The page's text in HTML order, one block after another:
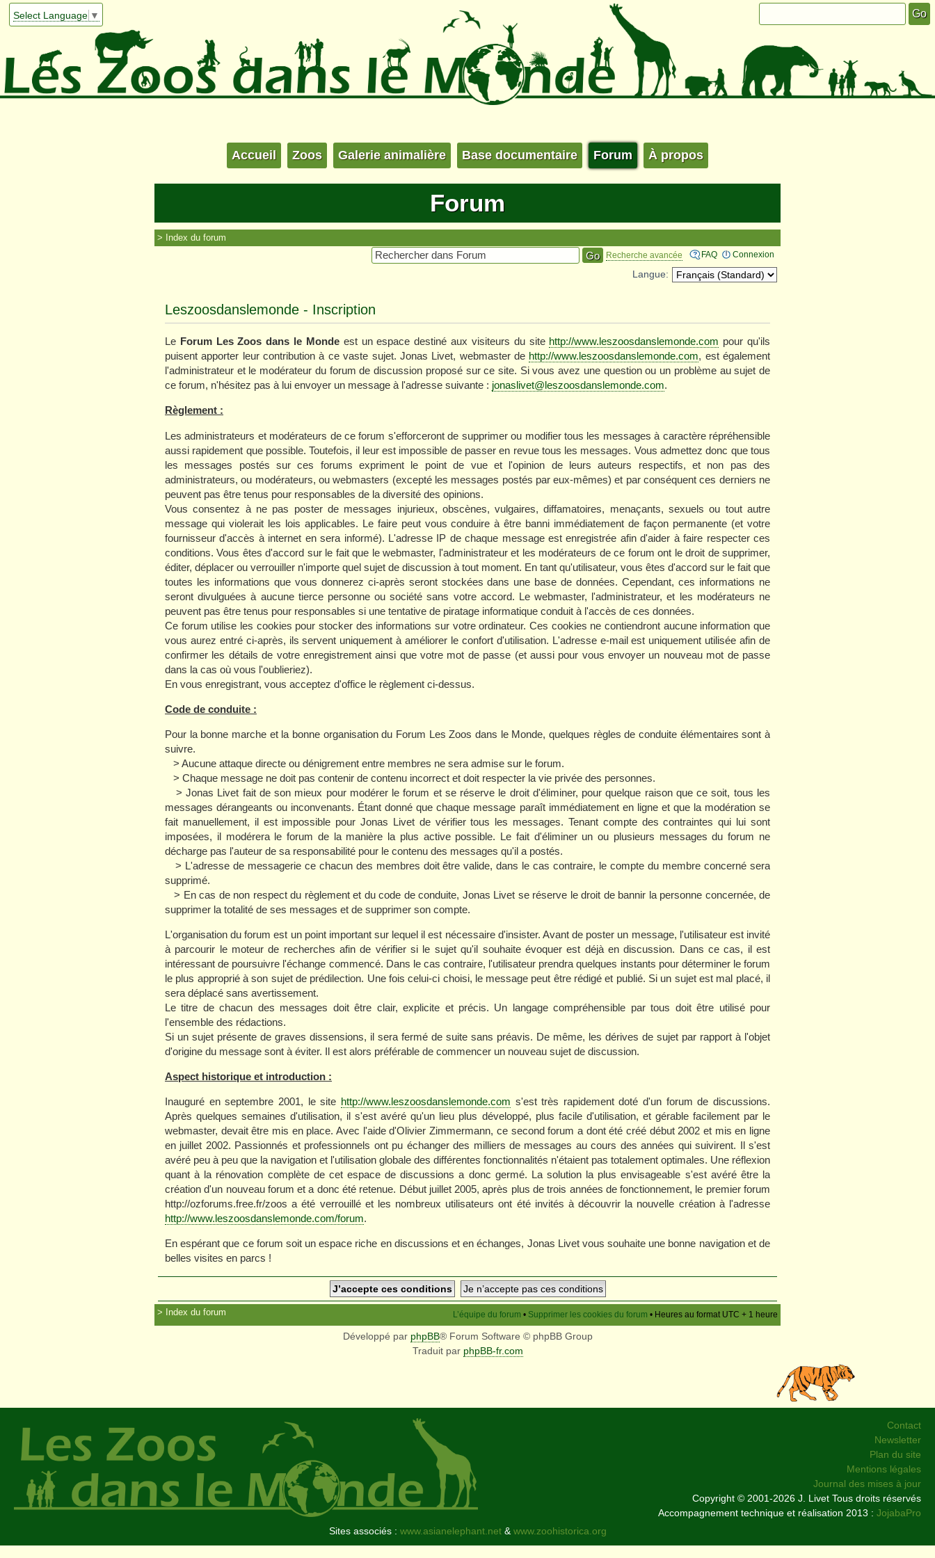
Select Language ▼
Accueil Zoos Galerie animalière Base documentaire Forum À propos
Forum
Index du forum
FAQ Connexion
Recherche avancée
Langue:
Leszoosdanslemonde - Inscription
Le Forum Les Zoos dans le Mondeest un espace destiné aux visiteurs du site http://www.leszoosdanslemonde.com pour qu'ils
puisent apporter leur contribution à ce vaste sujet. Jonas Livet, webmaster de http://www.leszoosdanslemonde.com, est également
l'administrateur et le modérateur du forum de discussion proposé sur ce site. Si vous avez une question ou un problème au sujet de
ce forum, n'hésitez pas à lui envoyer un message à l'adresse suivante : jonaslivet@leszoosdanslemonde.com.
Règlement :
Les administrateurs et modérateurs de ce forum s'efforceront de supprimer ou modifier tous les messages à caractère répréhensible
aussi rapidement que possible. Toutefois, il leur est impossible de passer en revue tous les messages. Vous admettez donc que tous
les messages postés sur ces forums expriment le point de vue et l'opinion de leurs auteurs respectifs, et non pas des
administrateurs, ou modérateurs, ou webmasters (excepté les messages postés par eux-mêmes) et par conséquent ces derniers ne
peuvent pas être tenus pour responsables de la diversité des opinions.
Vous consentez à ne pas poster de messages injurieux, obscènes, vulgaires, diffamatoires, menaçants, sexuels ou tout autre
message qui violerait les lois applicables. Le faire peut vous conduire à être banni immédiatement de façon permanente (et votre
fournisseur d'accès à internet en sera informé). L'adresse IP de chaque message est enregistrée afin d'aider à faire respecter ces
conditions. Vous êtes d'accord sur le fait que le webmaster, l'administrateur et les modérateurs de ce forum ont le droit de supprimer,
éditer, déplacer ou verrouiller n'importe quel sujet de discussion à tout moment. En tant qu'utilisateur, vous êtes d'accord sur le fait que
toutes les informations que vous donnerez ci-après seront stockées dans une base de données. Cependant, ces informations ne
seront divulguées à aucune tierce personne ou société sans votre accord. Le webmaster, l'administrateur, et les modérateurs ne
peuvent pas être tenus pour responsables si une tentative de piratage informatique conduit à l'accès de ces données.
Ce forum utilise les cookies pour stocker des informations sur votre ordinateur. Ces cookies ne contiendront aucune information que
vous aurez entré ci-après, ils servent uniquement à améliorer le confort d'utilisation. L'adresse e-mail est uniquement utilisée afin de
confirmer les détails de votre enregistrement ainsi que votre mot de passe (et aussi pour vous envoyer un nouveau mot de passe
dans la cas où vous l'oublieriez).
En vous enregistrant, vous acceptez d'office le règlement ci-dessus.
Code de conduite :
Pour la bonne marche et la bonne organisation du Forum Les Zoos dans le Monde, quelques règles de conduite élémentaires sont à
suivre.
> Aucune attaque directe ou dénigrement entre membres ne sera admise sur le forum.
> Chaque message ne doit pas contenir de contenu incorrect et doit respecter la vie privée des personnes.
> Jonas Livet fait de son mieux pour modérer le forum et se réserve le droit d'éliminer, pour quelque raison que ce soit, tous les
messages dérangeants ou inconvenants. Étant donné que chaque message paraît immédiatement en ligne et que la modération se
fait manuellement, il est impossible pour Jonas Livet de vérifier tous les messages. Tenant compte des contraintes qui lui sont
imposées, il modérera le forum de la manière la plus active possible. Le fait d'éliminer un ou plusieurs messages du forum ne
décharge pas l'auteur de sa responsabilité pour le contenu des messages qu'il a postés.
> L'adresse de messagerie ce chacun des membres doit être valide, dans le cas contraire, le compte du membre concerné sera
supprimé.
> En cas de non respect du règlement et du code de conduite, Jonas Livet se réserve le droit de bannir la personne concernée, de
supprimer la totalité de ses messages et de supprimer son compte.
L'organisation du forum est un point important sur lequel il est nécessaire d'insister. Avant de poster un message, l'utilisateur est invité
à parcourir le moteur de recherches afin de vérifier si le sujet qu'il souhaite évoquer est déjà en discussion. Dans ce cas, il est
intéressant de poursuivre l'échange commencé. Dans le cas contraire, l'utilisateur prendra quelques instants pour déterminer le forum
le plus approprié à son sujet de prédilection. Une fois celui-ci choisi, le message peut être rédigé et publié. Si un sujet est mal placé, il
sera déplacé sans avertissement.
Le titre de chacun des messages doit être clair, explicite et précis. Un langage compréhensible par tous doit être utilisé pour
l'ensemble des rédactions.
Si un sujet présente de graves dissensions, il sera fermé de suite sans préavis. De même, les dérives de sujet par rapport à l'objet
d'origine du message sont à éviter. Il est alors préférable de commencer un nouveau sujet de discussion.
Aspect historique et introduction :
Inauguré en septembre 2001, le site http://www.leszoosdanslemonde.com s'est très rapidement doté d'un forum de discussions.
Après quelques semaines d'utilisation, il s'est avéré qu'un lieu plus développé, plus facile d'utilisation, et gérable facilement par le
webmaster, devait être mis en place. Avec l'aide d'Olivier Zimmermann, ce second forum a dont été créé début 2002 et mis en ligne
en juillet 2002. Passionnés et professionnels ont pu échanger des milliers de messages au cours des années qui suivirent. Il s'est
avéré peu à peu que la navigation et l'utilisation globale des différentes fonctionnalités n'étaient pas totalement optimales. Une réflexion
quant à la rénovation complète de cet espace de discussions a donc germé. La solution la plus envisageable s'est avéré être la
création d'un nouveau forum et a donc été retenue. Début juillet 2005, après plus de trois années de fonctionnement, le premier forum
http://ozforums.free.fr/zoos a été verrouillé et les nombreux utilisateurs ont été invités à découvrir la nouvelle création à l'adresse
http://www.leszoosdanslemonde.com/forum.
En espérant que ce forum soit un espace riche en discussions et en échanges, Jonas Livet vous souhaite une bonne navigation et de
belles visites en parcs !
Index du forum L’équipe du forum • Supprimer les cookies du forum • Heures au format UTC + 1 heure
Développé par phpBB® Forum Software © phpBB Group
Traduit par phpBB-fr.com
Contact
Newsletter
Plan du site
Mentions légales
Journal des mises à jour
Copyright © 2001-2026 J. Livet Tous droits réservés
Accompagnement technique et réalisation 2013 : JojabaPro
Sites associés : www.asianelephant.net&www.zoohistorica.org